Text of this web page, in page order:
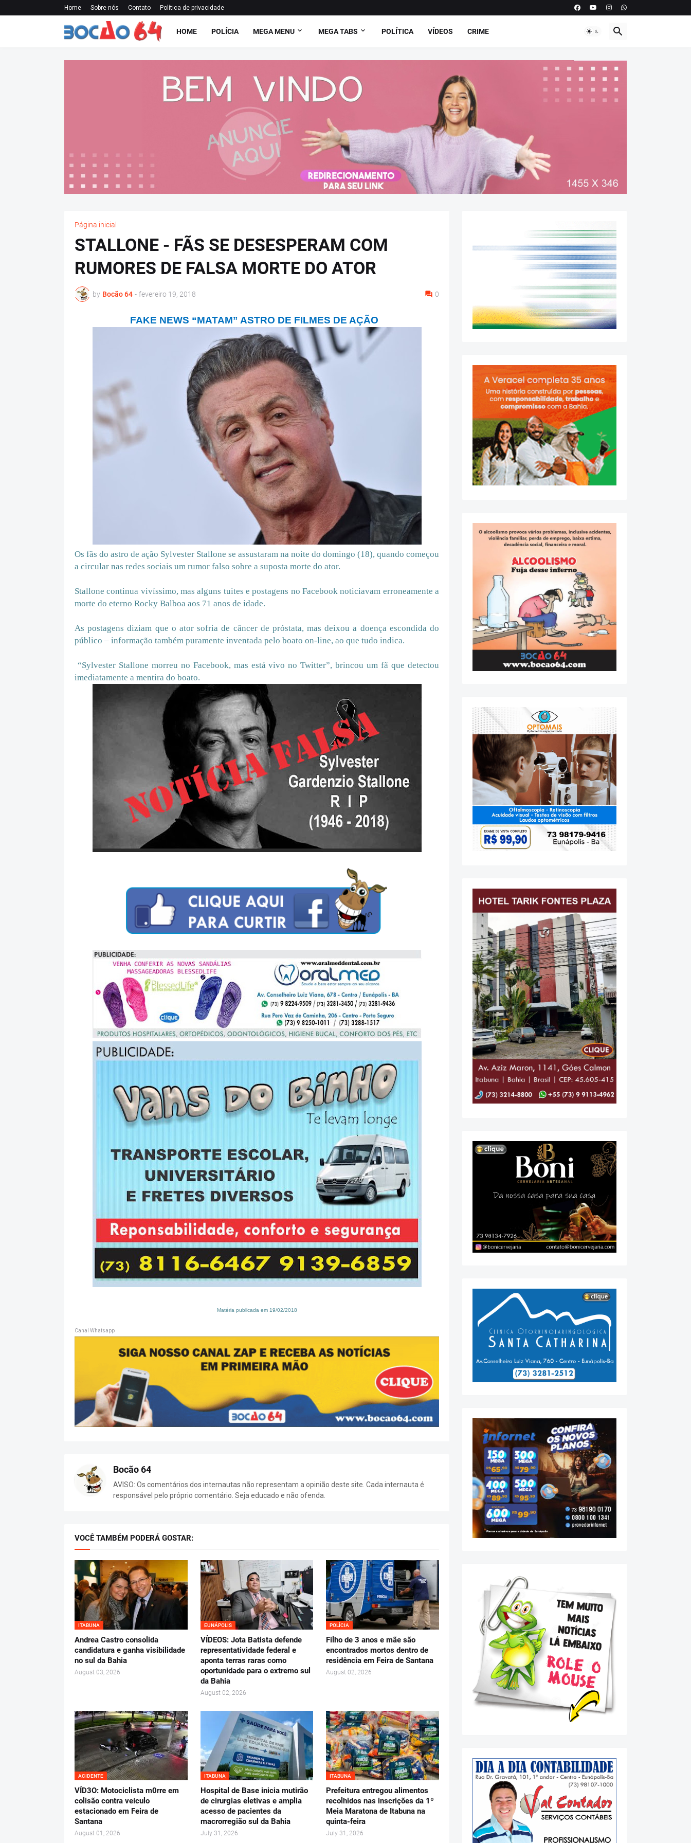
Home Sobre nós Contato Política de privacidade
HOME POLÍCIA MEGA MENU MEGA TABS POLÍTICA VÍDEOS CRIME
Página inicial
STALLONE - FÃS SE DESESPERAM COM
RUMORES DE FALSA MORTE DO ATOR
by Bocão 64 - fevereiro 19, 2018 0
FAKE NEWS “MATAM” ASTRO DE FILMES DE AÇÃO
Os fãs do astro de ação Sylvester Stallone se assustaram na noite do domingo (18), quando começou
a circular nas redes sociais um rumor falso sobre a suposta morte do ator.
Stallone continua vivíssimo, mas alguns tuites e postagens no Facebook noticiavam erroneamente a
morte do eterno Rocky Balboa aos 71 anos de idade.
As postagens diziam que o ator sofria de câncer de próstata, mas deixou a doença escondida do
público – informação também puramente inventada pelo boato on-line, ao que tudo indica.
“Sylvester Stallone morreu no Facebook, mas está vivo no Twitter”, brincou um fã que detectou
imediatamente a mentira do boato.
Matéria publicada em 19/02/2018
Canal Whatsapp
Bocão 64
AVISO: Os comentários dos internautas não representam a opinião deste site. Cada internauta é
responsável pelo próprio comentário. Seja educado e não ofenda.
VOCÊ TAMBÉM PODERÁ GOSTAR:
ITABUNA
Andrea Castro consolida
candidatura e ganha visibilidade
no sul da Bahia
August 03, 2026
EUNÁPOLIS
VÍDEOS: Jota Batista defende
representatividade federal e
aponta terras raras como
oportunidade para o extremo sul
da Bahia
August 02, 2026
POLÍCIA
Filho de 3 anos e mãe são
encontrados mortos dentro de
residência em Feira de Santana
August 02, 2026
ACIDENTE
VÍD3O: Motociclista m0rre em
colisão contra veículo
estacionado em Feira de
Santana
August 01, 2026
ITABUNA
Hospital de Base inicia mutirão
de cirurgias eletivas e amplia
acesso de pacientes da
macrorregião sul da Bahia
July 31, 2026
ITABUNA
Prefeitura entregou alimentos
recolhidos nas inscrições da 1º
Meia Maratona de Itabuna na
quinta-feira
July 31, 2026